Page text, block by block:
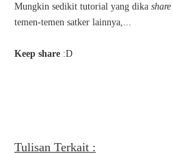
Mungkin sedikit tutorial yang dika share
temen-temen satker lainnya,...
Keep share :D
Tulisan Terkait :